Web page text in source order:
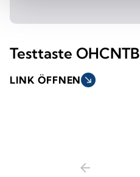
Testtaste OHCNTB
LINK ÖFFNEN south_east
arrow_back